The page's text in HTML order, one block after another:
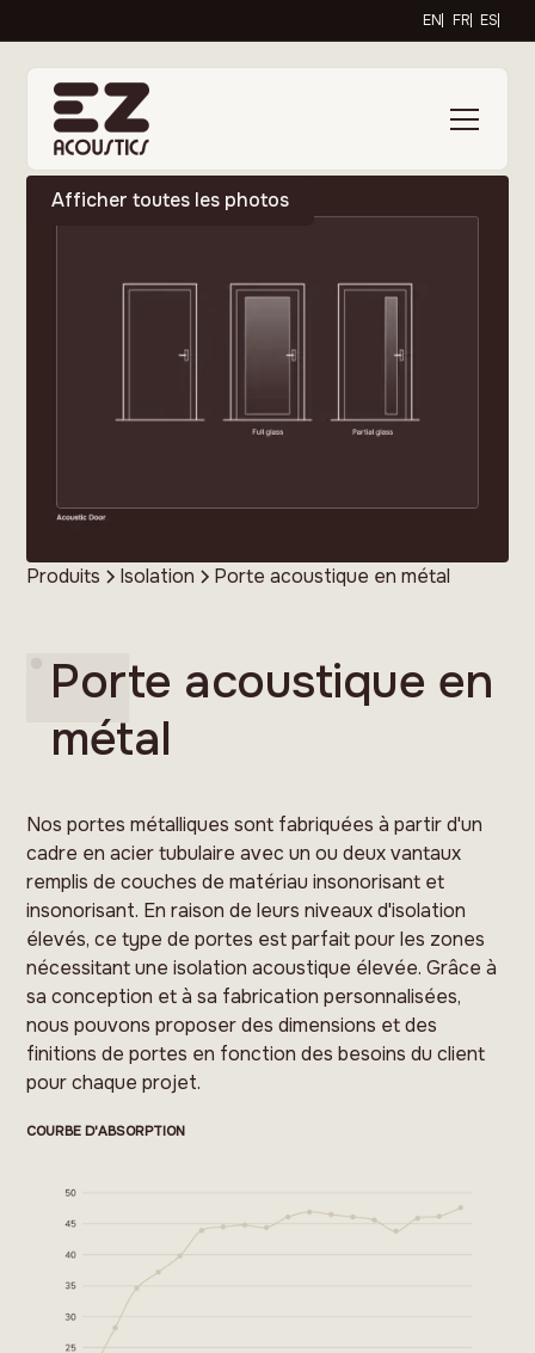
EN FR ES
Produits Isolation Porte acoustique en métal
Afficher toutes les photos
Porte acoustique en
métal
Nos portes métalliques sont fabriquées à partir d'un
cadre en acier tubulaire avec un ou deux vantaux
remplis de couches de matériau insonorisant et
insonorisant. En raison de leurs niveaux d'isolation
élevés, ce type de portes est parfait pour les zones
nécessitant une isolation acoustique élevée. Grâce à
sa conception et à sa fabrication personnalisées,
nous pouvons proposer des dimensions et des
finitions de portes en fonction des besoins du client
pour chaque projet.
COURBE D'ABSORPTION